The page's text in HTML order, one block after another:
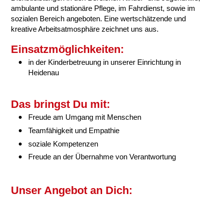
ambulante und stationäre Pflege, im Fahrdienst, sowie im
sozialen Bereich angeboten. Eine wertschätzende und
kreative Arbeitsatmosphäre zeichnet uns aus.
Einsatzmöglichkeiten:
in der Kinderbetreuung in unserer Einrichtung in
Heidenau
Das bringst Du mit:
Freude am Umgang mit Menschen
Teamfähigkeit und Empathie
soziale Kompetenzen
Freude an der Übernahme von Verantwortung
Unser Angebot an Dich: